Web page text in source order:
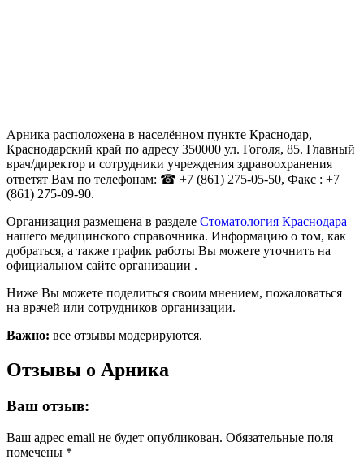
Арника расположена в населённом пункте Краснодар,
Краснодарский край по адресу 350000 ул. Гоголя, 85. Главный
врач/директор и сотрудники учреждения здравоохранения
ответят Вам по телефонам: ☎ +7 (861) 275-05-50, Факс : +7
(861) 275-09-90.
Организация размещена в разделе Стоматология Краснодара
нашего медицинского справочника. Информацию о том, как
добраться, а также график работы Вы можете уточнить на
официальном сайте организации .
Ниже Вы можете поделиться своим мнением, пожаловаться
на врачей или сотрудников организации.
Важно: все отзывы модерируются.
Отзывы о Арника
Ваш отзыв:
Ваш адрес email не будет опубликован. Обязательные поля
помечены *